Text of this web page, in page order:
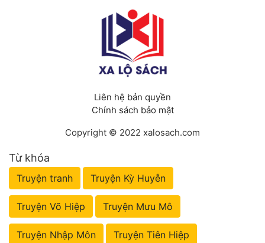
Liên hệ bản quyền
Chính sách bảo mật
Copyright © 2022 xalosach.com
Từ khóa
Truyện tranh Truyện Kỳ Huyễn
Truyện Võ Hiệp Truyện Mưu Mô
Truyện Nhập Môn Truyện Tiên Hiệp